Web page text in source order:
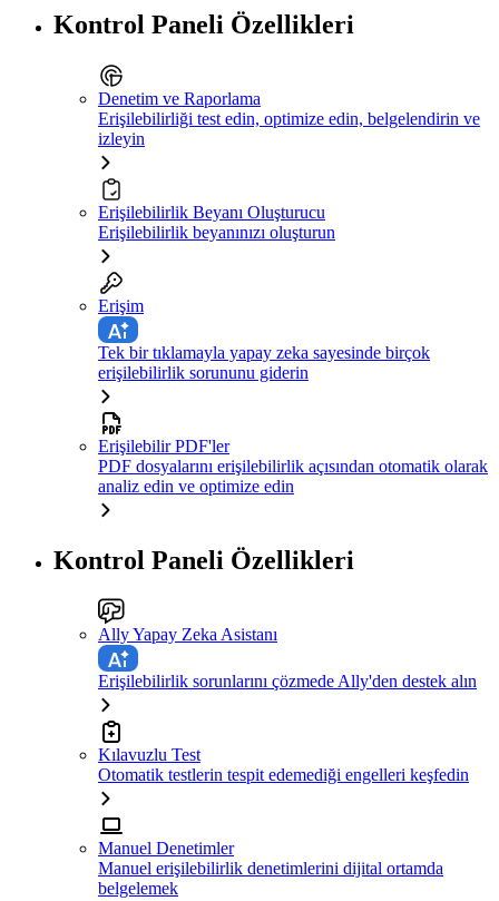
Kontrol Paneli Özellikleri
Denetim ve Raporlama
Erişilebilirliği test edin, optimize edin, belgelendirin ve
izleyin
Erişilebilirlik Beyanı Oluşturucu
Erişilebilirlik beyanınızı oluşturun
Erişim
Tek bir tıklamayla yapay zeka sayesinde birçok
erişilebilirlik sorununu giderin
Erişilebilir PDF'ler
PDF dosyalarını erişilebilirlik açısından otomatik olarak
analiz edin ve optimize edin
Kontrol Paneli Özellikleri
Ally Yapay Zeka Asistanı
Erişilebilirlik sorunlarını çözmede Ally'den destek alın
Kılavuzlu Test
Otomatik testlerin tespit edemediği engelleri keşfedin
Manuel Denetimler
Manuel erişilebilirlik denetimlerini dijital ortamda
belgelemek